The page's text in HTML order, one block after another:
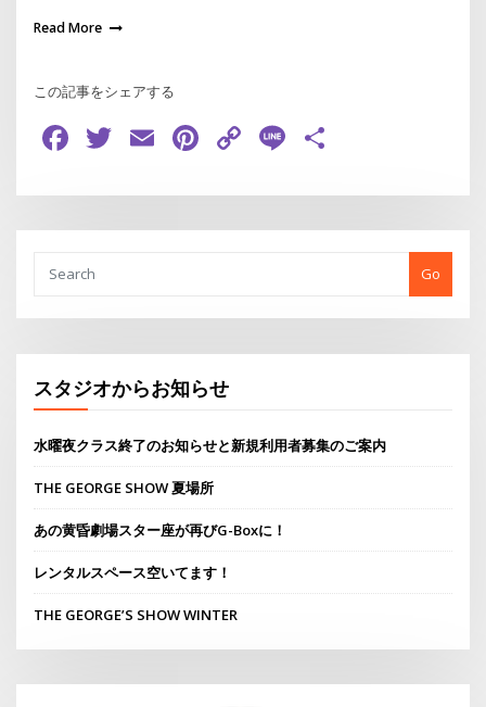
Read More
この記事をシェアする
Facebook
Twitter
EmailPinterest
Copy
Line
Go
スタジオからお知らせ
水曜夜クラス終了のお知らせと新規利用者募集のご案内
THE GEORGE SHOW 夏場所
あの黄昏劇場スター座が再びG-Boxに！
レンタルスペース空いてます！
THE GEORGE’S SHOW WINTER